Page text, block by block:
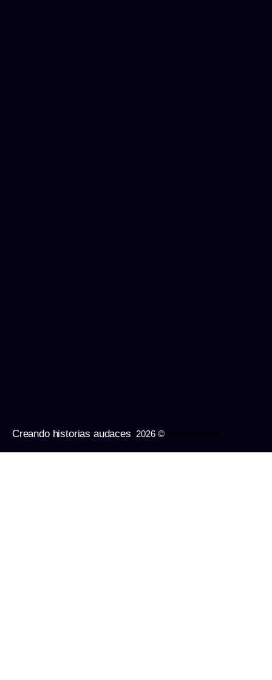
Creando historias audaces 2026 ©